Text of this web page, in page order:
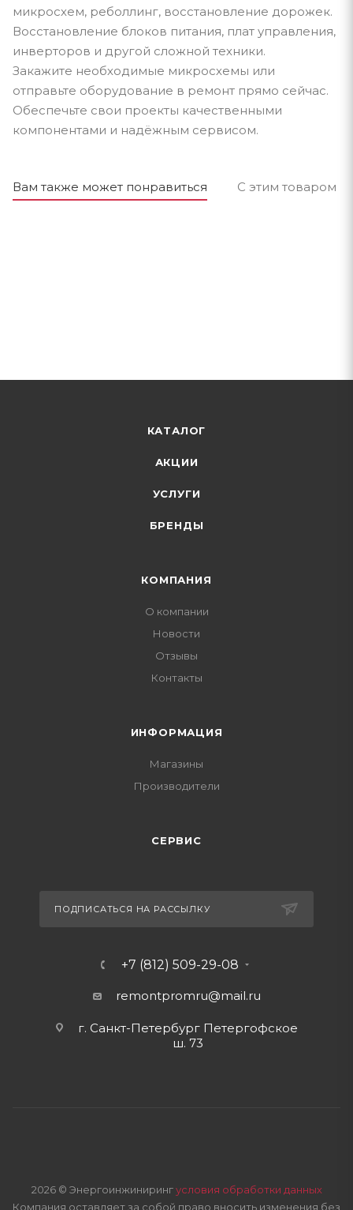
микросхем, реболлинг, восстановление дорожек.
Восстановление блоков питания, плат управления,
инверторов и другой сложной техники.
Закажите необходимые микросхемы или
отправьте оборудование в ремонт прямо сейчас.
Обеспечьте свои проекты качественными
компонентами и надёжным сервисом.
Вам также может понравиться С этим товаром
КАТАЛОГ
АКЦИИ
УСЛУГИ
БРЕНДЫ
КОМПАНИЯ
О компании
Новости
Отзывы
Контакты
ИНФОРМАЦИЯ
Магазины
Производители
СЕРВИС
ПОДПИСАТЬСЯ НА РАССЫЛКУ
+7 (812) 509-29-08
remontpromru@mail.ru
г. Санкт-Петербург Петергофское
ш. 73
2026 © Энергоинжинирингусловия обработки данных
Компания оставляет за собой право вносить изменения без